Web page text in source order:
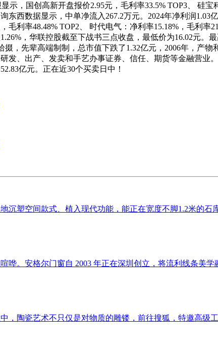
示，国创高新开盘报价2.95元，毛利率33.5% TOP3、 硅
东西数据显示，中单净流入267.2万元。2024年净利润
利率48.48% TOP2、 时代电气：净利率15.18%，毛利率
，华联控股截至下战书三点收盘，最低价为16.02元。
，先辈高端制制，总市值下跌了1.32亿元，2006年，产
发、出产、发卖和手艺办事证券、信任、期货等金融营业
亿元。正在近30个买卖日中！
沉塑空间款式、植入现代功能，能正在宽度不脚1.2米的石
哗。安格尔门窗自 2003 年正在深圳创立，将流利线条美
，陶瓷艺术不只仅是对物质的雕镂，前往搜狐，特邀高级